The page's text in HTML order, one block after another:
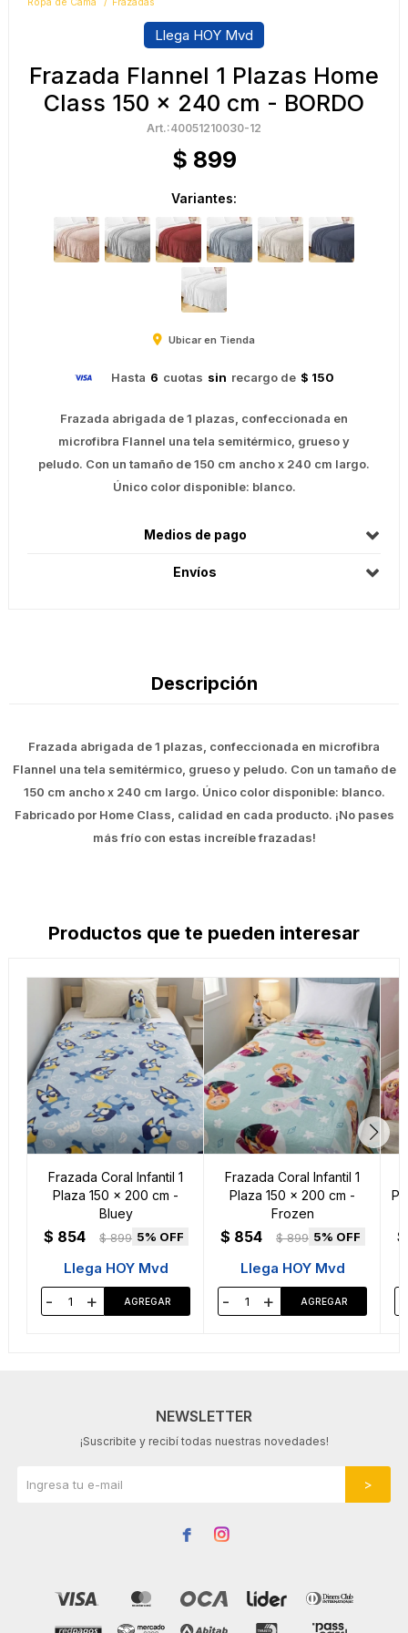
Ropa de Cama Frazadas
Llega HOY Mvd
Frazada Flannel 1 Plazas Home
Class 150 x 240 cm - BORDO
40051210030-12
$ 899
Variantes:
Ubicar en Tienda
Hasta 6 cuotas sin recargo de $ 150
Frazada abrigada de 1 plazas, confeccionada en
microfibra Flannel una tela semitérmico, grueso y
peludo. Con un tamaño de 150 cm ancho x 240 cm largo.
Único color disponible: blanco.
Medios de pago
Envíos
Descripción
Frazada abrigada de 1 plazas, confeccionada en microfibra
Flannel una tela semitérmico, grueso y peludo. Con un tamaño de
150 cm ancho x 240 cm largo. Único color disponible: blanco.
Fabricado por Home Class, calidad en cada producto. ¡No pases
más frío con estas increíble frazadas!
Productos que te pueden interesar
Frazada Coral Infantil 1
Plaza 150 x 200 cm -
Bluey
$ 854 $ 899 5
Llega HOY Mvd
- +
Frazada Coral Infantil 1
Plaza 150 x 200 cm -
Frozen
$ 854 $ 899 5
Llega HOY Mvd
- +
$
NEWSLETTER
¡Suscribite y recibí todas nuestras novedades!
 